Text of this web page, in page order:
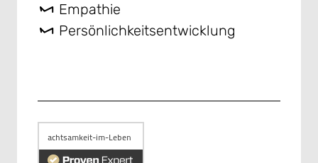
Empathie
Persönlichkeitsentwicklung